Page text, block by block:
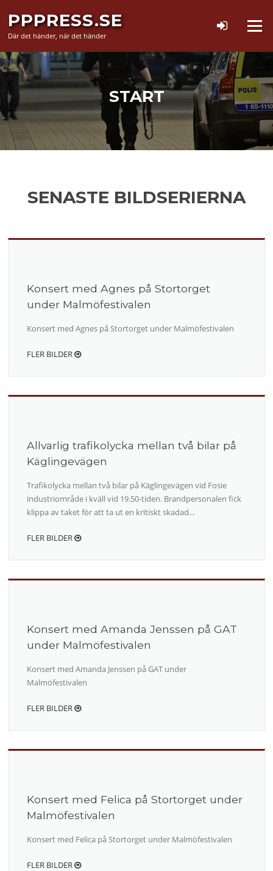
innehåll
PPPRESS.SE
Där det händer, när det händer
Meny
START
SENASTE BILDSERIERNA
Konsert med Agnes på Stortorget
under Malmöfestivalen
Konsert med Agnes på Stortorget under Malmöfestivalen
FLER BILDER
Allvarlig trafikolycka mellan två bilar på
Käglingevägen
Trafikolycka mellan två bilar på Käglingevägen vid Fosie
industriområde i kväll vid 19.50-tiden. Brandpersonalen fick
klippa av taket för att ta ut en kritiskt skadad…
FLER BILDER
Konsert med Amanda Jenssen på GAT
under Malmöfestivalen
Konsert med Amanda Jenssen på GAT under
Malmöfestivalen
FLER BILDER
Konsert med Felica på Stortorget under
Malmöfestivalen
Konsert med Felica på Stortorget under Malmöfestivalen
FLER BILDER